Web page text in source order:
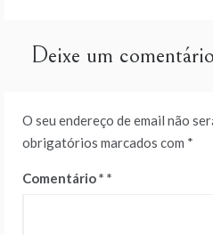
artigos
Deixe um comentário
O seu endereço de email não
obrigatórios marcados com *
Comentário*